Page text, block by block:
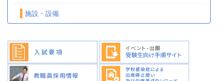
施設・設備